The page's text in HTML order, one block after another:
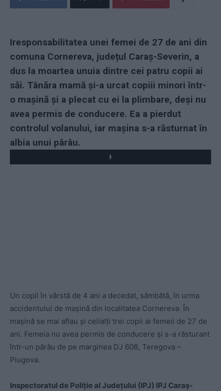
Iresponsabilitatea unei femei de 27 de ani din
comuna Cornereva, județul Caraș-Severin, a
dus la moartea unuia dintre cei patru copii ai
săi. Tânăra mamă și-a urcat copiii minori într-
o mașină și a plecat cu ei la plimbare, deși nu
avea permis de conducere. Ea a pierdut
controlul volanului, iar mașina s-a răsturnat în
albia unui pârâu.
Un copil în vârstă de 4 ani a decedat, sâmbătă, în urma
accidentului de mașină din localitatea Cornereva. În
mașină se mai aflau și ceilalți trei copii ai femeii de 27 de
ani. Femeia nu avea permis de conducere și s-a răsturant
într-un pârâu de pe marginea DJ 608, Teregova –
Plugova.
Inspectoratul de Poliție al Județului (IPJ) IPJ Caraş-